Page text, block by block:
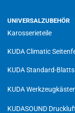
UNIVERSALZUBEHÖR
Karosserieteile
KUDA Climatic
KUDA Standard-
KUDA
KUDASOUND